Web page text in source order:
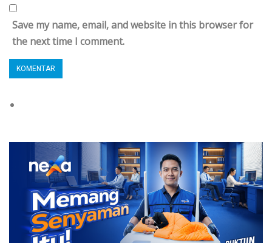
Save my name, email, and website in this browser for
the next time I comment.